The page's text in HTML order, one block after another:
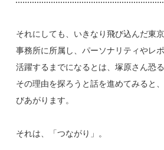
それにしても、いきなり飛び込んだ東
事務所に所属し、パーソナリティやレ
活躍するまでになるとは、塚原さん恐る
その理由を探ろうと話を進めてみると
びあがります。
それは、「つながり」。